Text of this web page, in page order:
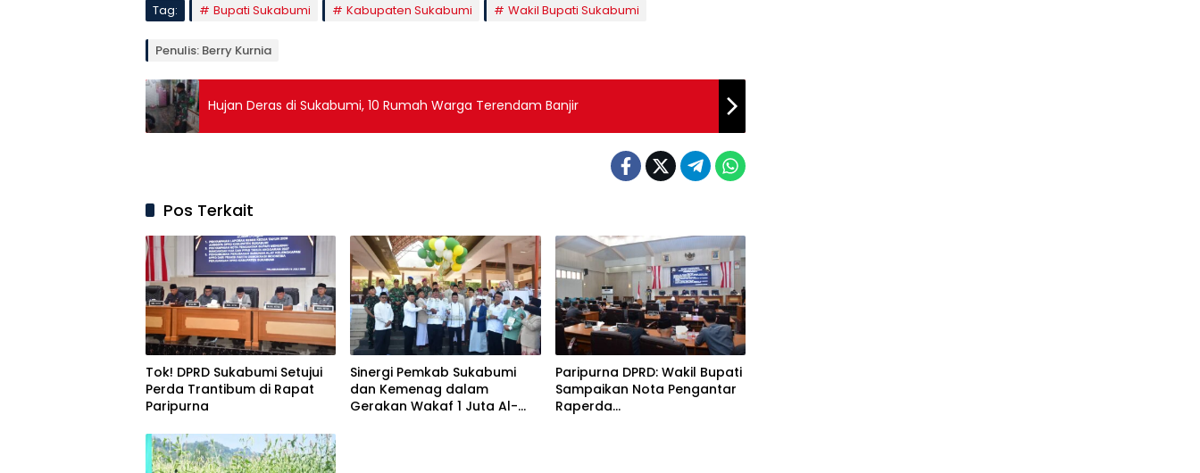
Tag: Bupati Sukabumi Kabupaten Sukabumi Wakil Bupati Sukabumi
Penulis: Berry Kurnia
Hujan Deras di Sukabumi, 10 Rumah Warga Terendam Banjir
Pos Terkait
Tok! DPRD Sukabumi Setujui
Perda Trantibum di Rapat
Paripurna
Sinergi Pemkab Sukabumi
dan Kemenag dalam
Gerakan Wakaf 1 Juta Al-
Paripurna DPRD: Wakil Bupati
Sampaikan Nota Pengantar
Raperda